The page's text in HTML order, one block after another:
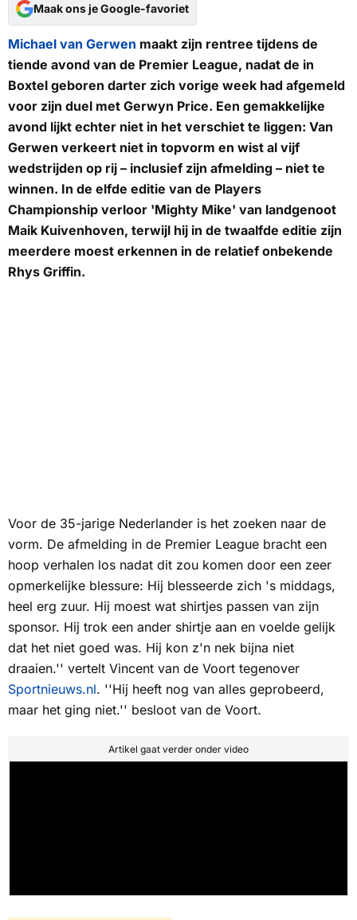
Maak ons je Google-favoriet
Michael van Gerwen maakt zijn rentree tijdens de
tiende avond van de Premier League, nadat de in
Boxtel geboren darter zich vorige week had afgemeld
voor zijn duel met Gerwyn Price. Een gemakkelijke
avond lijkt echter niet in het verschiet te liggen: Van
Gerwen verkeert niet in topvorm en wist al vijf
wedstrijden op rij – inclusief zijn afmelding – niet te
winnen. In de elfde editie van de Players
Championship verloor 'Mighty Mike' van landgenoot
Maik Kuivenhoven, terwijl hij in de twaalfde editie zijn
meerdere moest erkennen in de relatief onbekende
Rhys Griffin.
Voor de 35-jarige Nederlander is het zoeken naar de
vorm. De afmelding in de Premier League bracht een
hoop verhalen los nadat dit zou komen door een zeer
opmerkelijke blessure: Hij blesseerde zich 's middags,
heel erg zuur. Hij moest wat shirtjes passen van zijn
sponsor. Hij trok een ander shirtje aan en voelde gelijk
dat het niet goed was. Hij kon z'n nek bijna niet
draaien.'' vertelt Vincent van de Voort tegenover
Sportnieuws.nl. ''Hij heeft nog van alles geprobeerd,
maar het ging niet.'' besloot van de Voort.
Artikel gaat verder onder video